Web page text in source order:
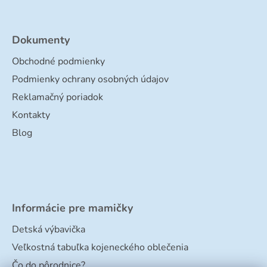
Dokumenty
Obchodné podmienky
Podmienky ochrany osobných údajov
Reklamačný poriadok
Kontakty
Blog
Informácie pre mamičky
Detská výbavička
Veľkostná tabuľka kojeneckého oblečenia